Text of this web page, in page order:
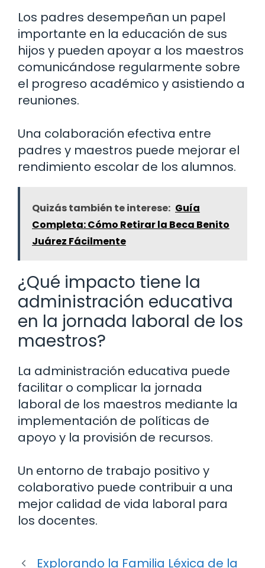
Los padres desempeñan un papel
importante en la educación de sus
hijos y pueden apoyar a los maestros
comunicándose regularmente sobre
el progreso académico y asistiendo a
reuniones.
Una colaboración efectiva entre
padres y maestros puede mejorar el
rendimiento escolar de los alumnos.
Quizás también te interese: Guía
Completa: Cómo Retirar la Beca Benito
Juárez Fácilmente
¿Qué impacto tiene la
administración educativa
en la jornada laboral de los
maestros?
La administración educativa puede
facilitar o complicar la jornada
laboral de los maestros mediante la
implementación de políticas de
apoyo y la provisión de recursos.
Un entorno de trabajo positivo y
colaborativo puede contribuir a una
mejor calidad de vida laboral para
los docentes.
Explorando la Familia Léxica de la